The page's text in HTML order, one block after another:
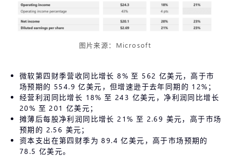
图片来源：Microsoft
微软第四财季营收同比增长 8% 至 562 亿美元，高于市
场预期的 554.9 亿美元，但增速逊于去年同期的 12%；
经营利润同比增长 18% 至 243 亿美元，净利润同比增长
20% 至 201 亿美元；
摊薄后每股净利润同比增长 21% 至 2.69 美元，高于市场
预期的 2.56 美元；
资本支出在第四财季为 89.4 亿美元，高于市场预期的
78.5 亿美元。